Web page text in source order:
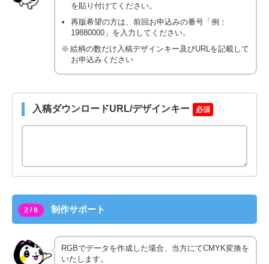
を貼り付けてください。
再版希望の方は、前回お申込みの番号「例：
19880000」を入力してください。
絵柄の数だけ入稿デザインキー及びURLを記載して
お申込みください
入稿ダウンロードURL/デザインキー 必須
2 / 8 制作サポート
RGBでデータを作成した場合、当方にてCMYK変換を
いたします。